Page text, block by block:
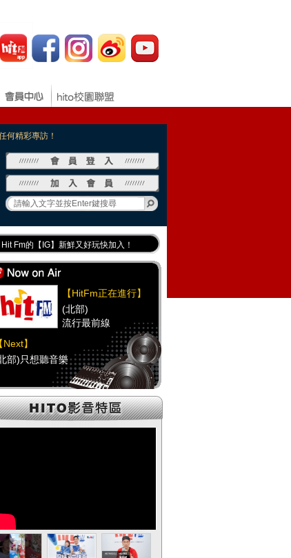
何精彩專訪！
Hit Fm的【IG】新鮮又好玩快加入！
Hit Fm【FB臉書粉絲團】等你加入！
最專業《DJ推薦》好音樂千萬別錯過！
好康報報 最新優惠訊息都在這！
【HitFm正在進行】
(北部)
流行最前線
【Next】
部)只想聽音樂
【HitFm正在進行】
(中部)
(南部)
流行最前線